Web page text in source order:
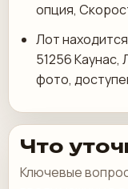
опция,
Лот
51256 Каунас,
фото,
Что
Ключевые